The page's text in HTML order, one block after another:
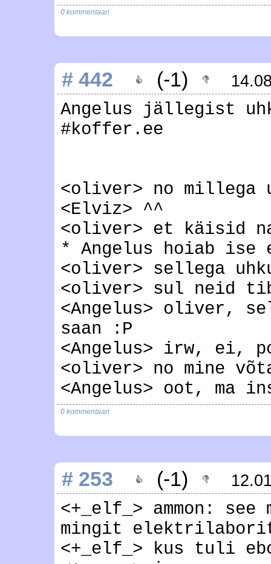
0 kommentaari
# 442 (-1)
Angelus jällegist
#koffer.ee
<oliver> no millega
<Elviz> ^^
<oliver> et käisid
* Angelus hoiab
<oliver> sellega
<oliver> sul neid
<Angelus> oliver,
saan :P
<Angelus> irw, ei,
<oliver> no mine
<Angelus> oot, ma
0 kommentaari
# 253 (-1)
<+_elf_> ammon: see
mingit
<+_elf_> kus tuli